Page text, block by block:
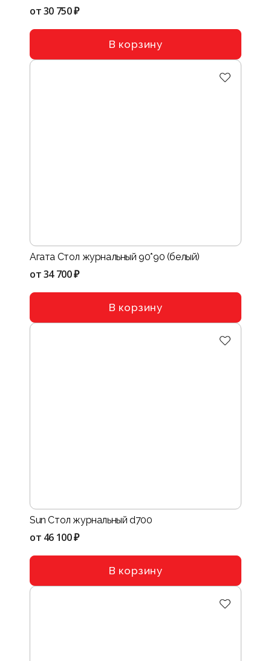
от30 750 ₽
В корзину
Агата Стол журнальный 90*90 (белый)
от34 700 ₽
В корзину
Sun Стол журнальный d700
от 46 100 ₽
В корзину